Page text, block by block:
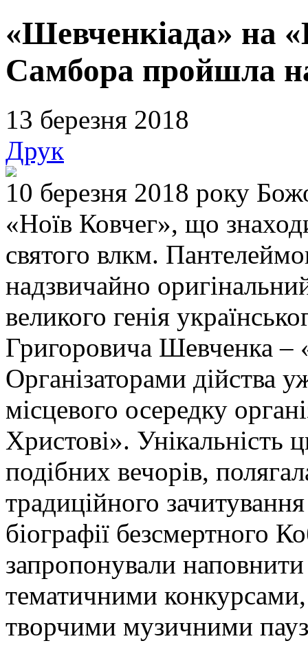
«Шевченкіада» на
Самбора пройшла
13 березня 2018
Друк
10 березня 2018 року
«Ноїв Ковчег», що
святого влкм.
надзвичайно
великого генія
Григоровича Шевченка –
Організаторами дійства
місцевого осередку
Христові». Унікальність
подібних вечорів,
традиційного
біографії безсмертного
запропонували
тематичними
творчими музичними